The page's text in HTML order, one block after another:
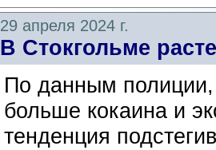
29 апреля 2024 г.
В Стокгольме
По данным полиции,
больше кокаина и
тенденция